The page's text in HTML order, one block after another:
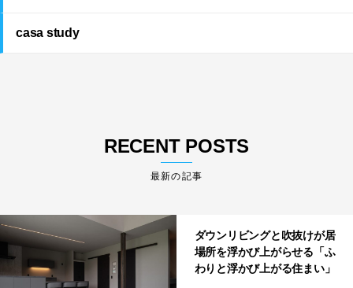
casa study
RECENT POSTS
最新の記事
ダウンリビングと吹抜けが居
場所を浮かび上がらせる「ふ
わりと浮かび上がる住まい」